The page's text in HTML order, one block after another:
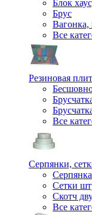
Блок
Брус
Вагонка,
Все
Резиновая
Все
Серпянки,
Серпянка
Сетки
Скотч
Все